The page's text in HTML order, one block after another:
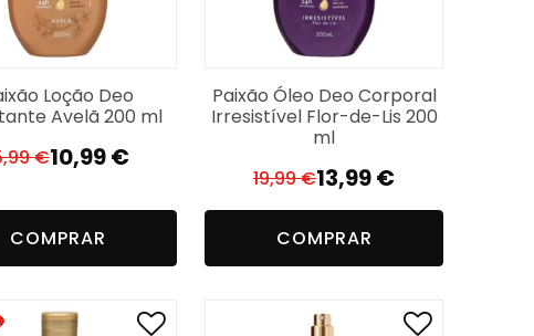
Loção Deo
Avelã 200 ml
€ O
era:
10,99€
O
é:
COMPRAR
Paixão Óleo Deo Corporal
Irresistível Flor-de-Lis 200
ml
19,99€ O
preço
original
era:
13,99€
O
preço
atual
é:
COMPRAR